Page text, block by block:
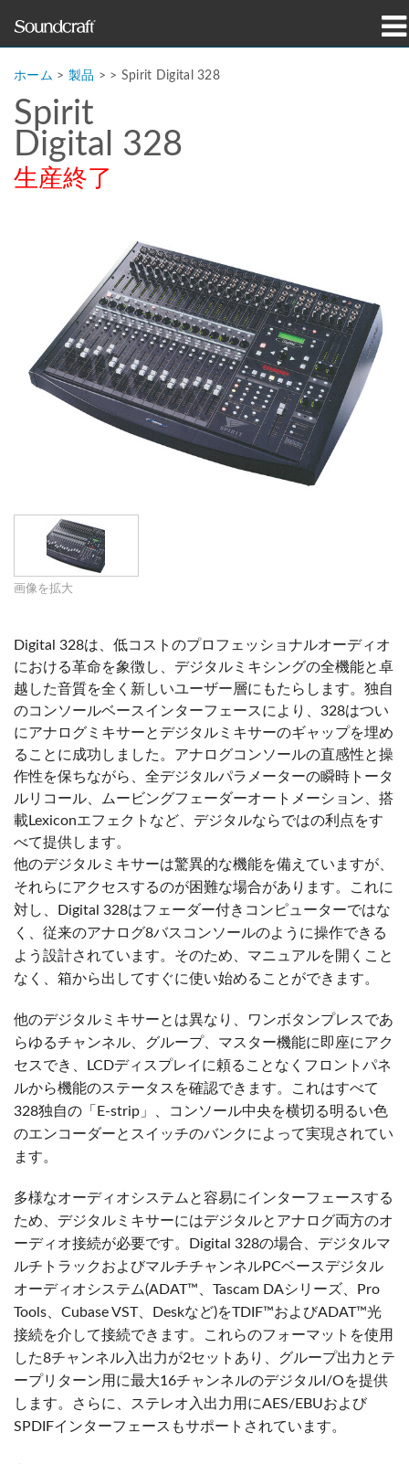
導入事例とニュース
購入先
言語/地域
ホーム > 製品 > > Spirit Digital 328
Spirit
Digital 328
生産終了
画像を拡大
Digital 328は、低コストのプロフェッショナルオーディオ
における革命を象徴し、デジタルミキシングの全機能と卓
越した音質を全く新しいユーザー層にもたらします。独自
のコンソールベースインターフェースにより、328はつい
にアナログミキサーとデジタルミキサーのギャップを埋め
ることに成功しました。アナログコンソールの直感性と操
作性を保ちながら、全デジタルパラメーターの瞬時トータ
ルリコール、ムービングフェーダーオートメーション、搭
載Lexiconエフェクトなど、デジタルならではの利点をす
べて提供します。
他のデジタルミキサーは驚異的な機能を備えていますが、
それらにアクセスするのが困難な場合があります。これに
対し、Digital 328はフェーダー付きコンピューターではな
く、従来のアナログ8バスコンソールのように操作できる
よう設計されています。そのため、マニュアルを開くこと
なく、箱から出してすぐに使い始めることができます。
他のデジタルミキサーとは異なり、ワンボタンプレスであ
らゆるチャンネル、グループ、マスター機能に即座にアク
セスでき、LCDディスプレイに頼ることなくフロントパネ
ルから機能のステータスを確認できます。これはすべて
328独自の「E-strip」、コンソール中央を横切る明るい色
のエンコーダーとスイッチのバンクによって実現されてい
ます。
多様なオーディオシステムと容易にインターフェースする
ため、デジタルミキサーにはデジタルとアナログ両方のオ
ーディオ接続が必要です。Digital 328の場合、デジタルマ
ルチトラックおよびマルチチャンネルPCベースデジタル
オーディオシステム(ADAT™、Tascam DAシリーズ、Pro
Tools、Cubase VST、Deskなど)をTDIF™およびADAT™光
接続を介して接続できます。これらのフォーマットを使用
した8チャンネル入出力が2セットあり、グループ出力とテ
ープリターン用に最大16チャンネルのデジタルI/Oを提供
します。さらに、ステレオ入出力用にAES/EBUおよび
SPDIFインターフェースもサポートされています。